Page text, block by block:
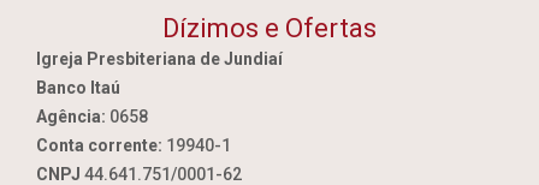
Dízimos e Ofertas
Igreja Presbiteriana de Jundiaí
Banco Itaú
Agência: 0658
Conta corrente: 19940-1
CNPJ 44.641.751/0001-62